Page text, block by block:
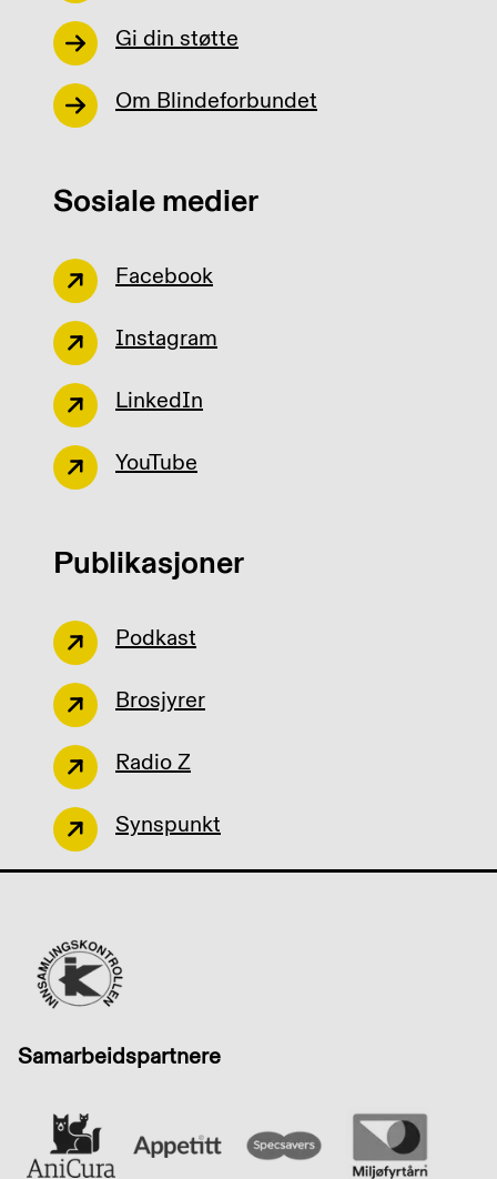
Gi din støtte
Om Blindeforbundet
Sosiale medier
Facebook
Instagram
LinkedIn
YouTube
Publikasjoner
Podkast
Brosjyrer
Radio Z
Synspunkt
Samarbeidspartnere